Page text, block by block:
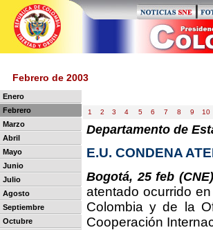
Febrero de 2003
Enero
Febrero
Marzo
Abril
Mayo
Junio
Julio
Agosto
Septiembre
Octubre
1 2 3 4 5 6 7 8 9 10
Departamento de
E.U. CONDENA
Bogotá, 25 feb
atentado ocurrido
Colombia y de la
Cooperación